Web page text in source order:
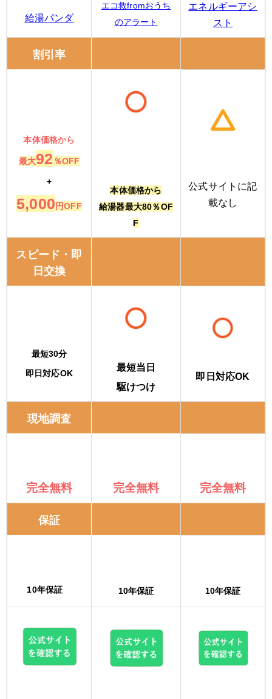
給湯パンダ
エコ救fromおうち
のアラート
エネルギーアシ
スト
割引率
本体価格から
最大92 ％OFF
+
5,000円OFF
本体価格から
給湯器最大80％OF
F
公式サイトに記
載なし
スピード・即
日交換
最短30分
即日対応OK
最短当日
駆けつけ
即日対応OK
現地調査
完全無料 完全無料 完全無料
保証
10年保証 10年保証 10年保証